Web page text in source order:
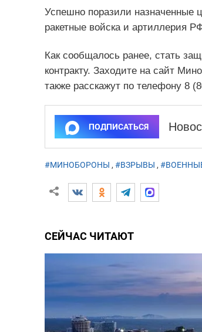
Успешно поразили назначенные
ракетные войска и артиллерия
Как сообщалось ранее, стать
контракту. Заходите на сайт
также расскажут по телефону 8
ПОДПИСАТЬСЯ
#МИНОБОРОНЫ , #ВЗРЫВЫ ,
СЕЙЧАС ЧИТАЮТ